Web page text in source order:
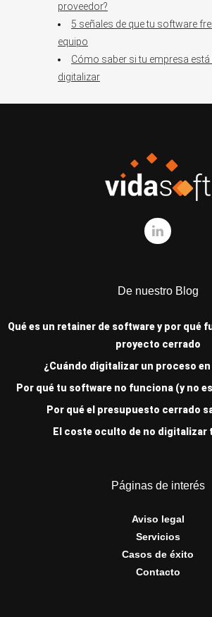
proveedor?
5 señales de que tu software
equipo
Cómo saber si tu empresa está
digitalizar
De nuestro Blog
Qué es un retainer de software y por qué
proyecto cerrado
¿Cuándo digitalizar un proceso
Por qué tu software no funciona (y no
Por qué el presupuesto cerrado
El coste oculto de no digitalizar
Páginas de interés
Aviso legal
Servicios
Casos de éxito
Contacto